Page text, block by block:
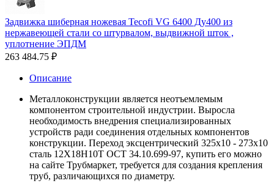
Задвижка шиберная ножевая Tecofi VG 6400 Ду400 из
нержавеющей стали со штурвалом, выдвижной шток ,
уплотнение ЭПДМ
263 484.75 ₽
Описание
Металлоконструкции является неотъемлемым
компонентом строительной индустрии. Выросла
необходимость внедрения специализированных
устройств ради соединения отдельных компонентов
конструкции. Переход эксцентрический 325х10 - 273х10
сталь 12Х18Н10Т ОСТ 34.10.699-97, купить его можно
на сайте Трубмаркет, требуется для создания крепления
труб, различающихся по диаметру.